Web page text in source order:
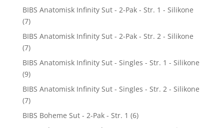
BIBS Anatomisk Infinity Sut - 2-Pak - Str. 1 - Silikone
(7)
BIBS Anatomisk Infinity Sut - 2-Pak - Str. 2 - Silikone
(7)
BIBS Anatomisk Infinity Sut - Singles - Str. 1 - Silikone
(9)
BIBS Anatomisk Infinity Sut - Singles - Str. 2 - Silikone
(7)
BIBS Boheme Sut - 2-Pak - Str. 1 (6)